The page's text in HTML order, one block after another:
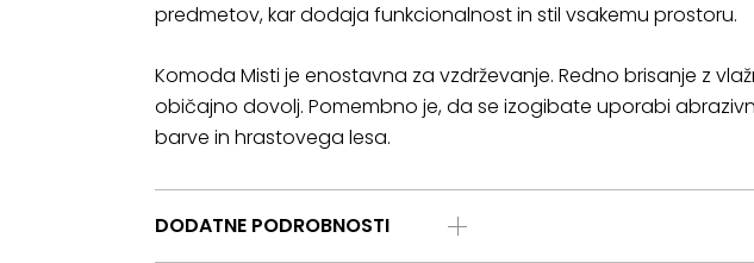
predmetov, kar dodaja funkcionalnost in stil vsakemu prostoru.
Komoda Misti je enostavna za vzdrževanje. Redno brisanje z
običajno dovolj. Pomembno je, da se izogibate uporabi
barve in hrastovega lesa.
DODATNE PODROBNOSTI